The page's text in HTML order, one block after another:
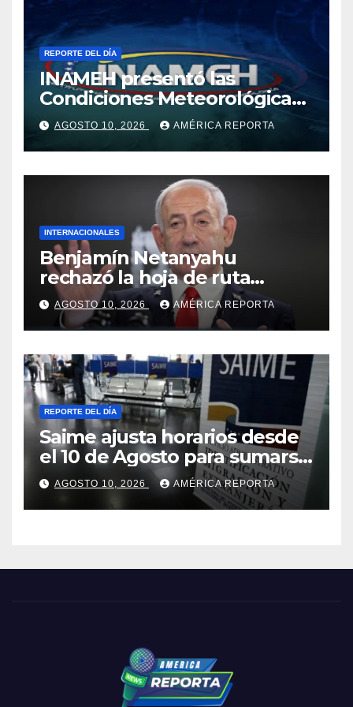
REPORTE DEL DÍA
INAMEH presentó las
Condiciones Meteorológicas
para las próximas 24 horas,
de este lunes 10 de agosto
2026
AGOSTO 10, 2026 AMÉRICA REPORTA
INTERNACIONALES
Benjamín Netanyahu
rechazó la hoja de ruta
prevista del plan de Donald
Trump para Gaza
AGOSTO 10, 2026 AMÉRICA REPORTA
REPORTE DEL DÍA
Saime ajusta horarios desde
el 10 de Agosto para sumarse
al ‘Plan de Ahorro
Energético’
AGOSTO 10, 2026 AMÉRICA REPORTA